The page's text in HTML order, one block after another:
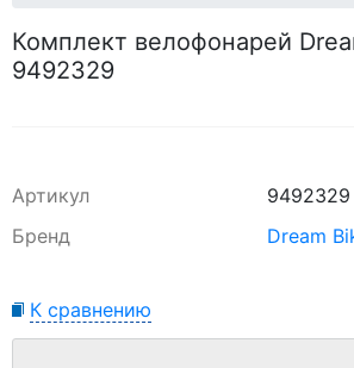
Комплект велофонарей
9492329
Артикул
9492329
Бренд
Dream
К сравнению